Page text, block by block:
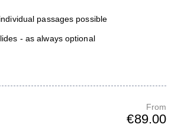
passages possible
- as always optional
From
€89.00